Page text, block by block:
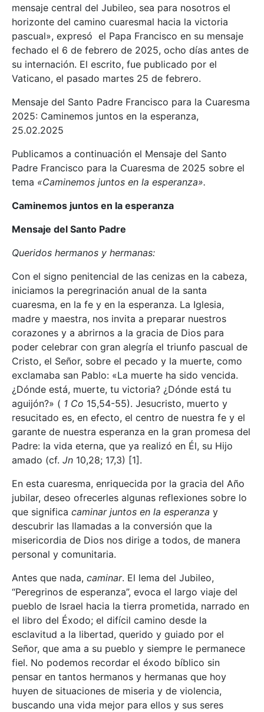
mensaje central del Jubileo, sea para nosotros el
horizonte del camino cuaresmal hacia la victoria
pascual», expresó el Papa Francisco en su mensaje
fechado el 6 de febrero de 2025, ocho días antes de
su internación. El escrito, fue publicado por el
Vaticano, el pasado martes 25 de febrero.
Mensaje del Santo Padre Francisco para la Cuaresma
2025: Caminemos juntos en la esperanza,
25.02.2025
Publicamos a continuación el Mensaje del Santo
Padre Francisco para la Cuaresma de 2025 sobre el
tema «Caminemos juntos en la esperanza».
Caminemos juntos en la esperanza
Mensaje del Santo Padre
Queridos hermanos y hermanas:
Con el signo penitencial de las cenizas en la cabeza,
iniciamos la peregrinación anual de la santa
cuaresma, en la fe y en la esperanza. La Iglesia,
madre y maestra, nos invita a preparar nuestros
corazones y a abrirnos a la gracia de Dios para
poder celebrar con gran alegría el triunfo pascual de
Cristo, el Señor, sobre el pecado y la muerte, como
exclamaba san Pablo: «La muerte ha sido vencida.
¿Dónde está, muerte, tu victoria? ¿Dónde está tu
aguijón?» ( 1 Co 15,54-55). Jesucristo, muerto y
resucitado es, en efecto, el centro de nuestra fe y el
garante de nuestra esperanza en la gran promesa del
Padre: la vida eterna, que ya realizó en Él, su Hijo
amado (cf. Jn 10,28; 17,3) [1].
En esta cuaresma, enriquecida por la gracia del Año
jubilar, deseo ofrecerles algunas reflexiones sobre lo
que significa caminar juntos en la esperanza y
descubrir las llamadas a la conversión que la
misericordia de Dios nos dirige a todos, de manera
personal y comunitaria.
Antes que nada, caminar. El lema del Jubileo,
“Peregrinos de esperanza”, evoca el largo viaje del
pueblo de Israel hacia la tierra prometida, narrado en
el libro del Éxodo; el difícil camino desde la
esclavitud a la libertad, querido y guiado por el
Señor, que ama a su pueblo y siempre le permanece
fiel. No podemos recordar el éxodo bíblico sin
pensar en tantos hermanos y hermanas que hoy
huyen de situaciones de miseria y de violencia,
buscando una vida mejor para ellos y sus seres